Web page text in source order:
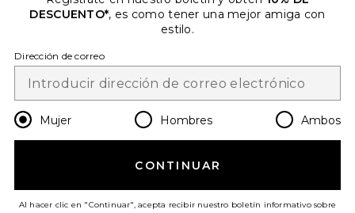
Change Country Regions
es USD
¡AYÚDANOS A MEJORAR!
DESCUENTO*, es como tener una mejor amiga con
estilo.
Dirección de correo
Mujer Hombres Ambos
CONTINUAR
Al hacer clic en "Continuar", acepta recibir nuestro boletín informativo sobre